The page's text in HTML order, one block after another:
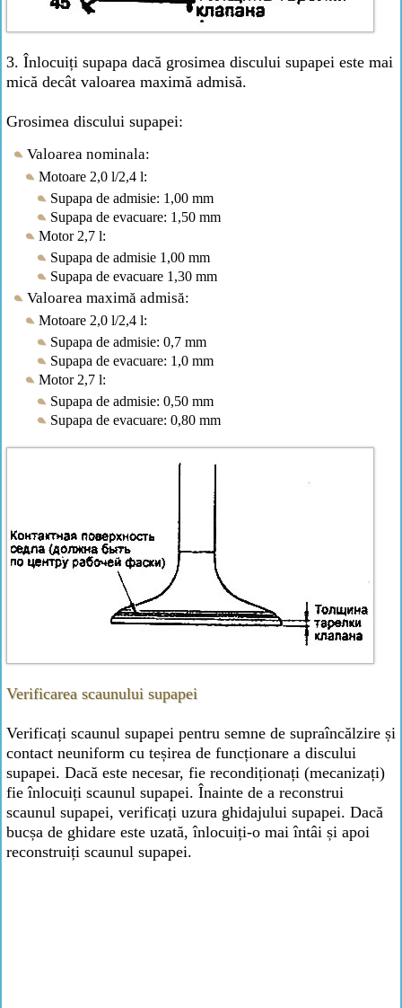
3. Înlocuiți supapa dacă grosimea discului supapei este mai
mică decât valoarea maximă admisă.
Grosimea discului supapei:
Valoarea nominala:
Motoare 2,0 l/2,4 l:
Supapa de admisie: 1,00 mm
Supapa de evacuare: 1,50 mm
Motor 2,7 l:
Supapa de admisie 1,00 mm
Supapa de evacuare 1,30 mm
Valoarea maximă admisă:
Motoare 2,0 l/2,4 l:
Supapa de admisie: 0,7 mm
Supapa de evacuare: 1,0 mm
Motor 2,7 l:
Supapa de admisie: 0,50 mm
Supapa de evacuare: 0,80 mm
Verificarea scaunului supapei
Verificați scaunul supapei pentru semne de supraîncălzire și
contact neuniform cu teșirea de funcționare a discului
supapei. Dacă este necesar, fie recondiționați (mecanizați)
fie înlocuiți scaunul supapei. Înainte de a reconstrui
scaunul supapei, verificați uzura ghidajului supapei. Dacă
bucșa de ghidare este uzată, înlocuiți-o mai întâi și apoi
reconstruiți scaunul supapei.